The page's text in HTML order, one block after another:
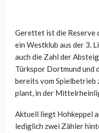
Gerettet ist die Reserve
ein Westklub aus der 3.
auch die Zahl der
Türkspor Dortmund und
bereits vom Spielbetrieb
plant, in der
Aktuell liegt Hohkeppel
lediglich zwei Zähler